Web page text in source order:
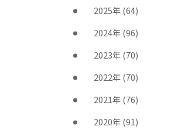
2025年(64)
2024年(96)
2023年(70)
2022年(70)
2021年(76)
2020年(91)